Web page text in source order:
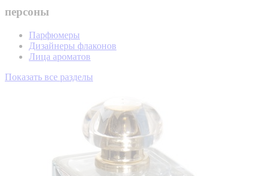
персоны
Парфюмеры
Дизайнеры флаконов
Лица ароматов
Показать все разделы